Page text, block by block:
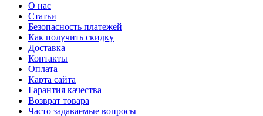
О нас
Статьи
Безопасность платежей
Как получить скидку
Доставка
Контакты
Оплата
Карта сайта
Гарантия качества
Возврат товара
Часто задаваемые вопросы